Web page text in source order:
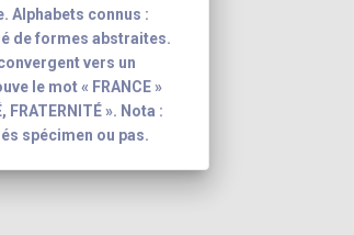
Alphabets connus :
de formes abstraites.
vers un
le mot « FRANCE »
». Nota :
spécimen ou pas.